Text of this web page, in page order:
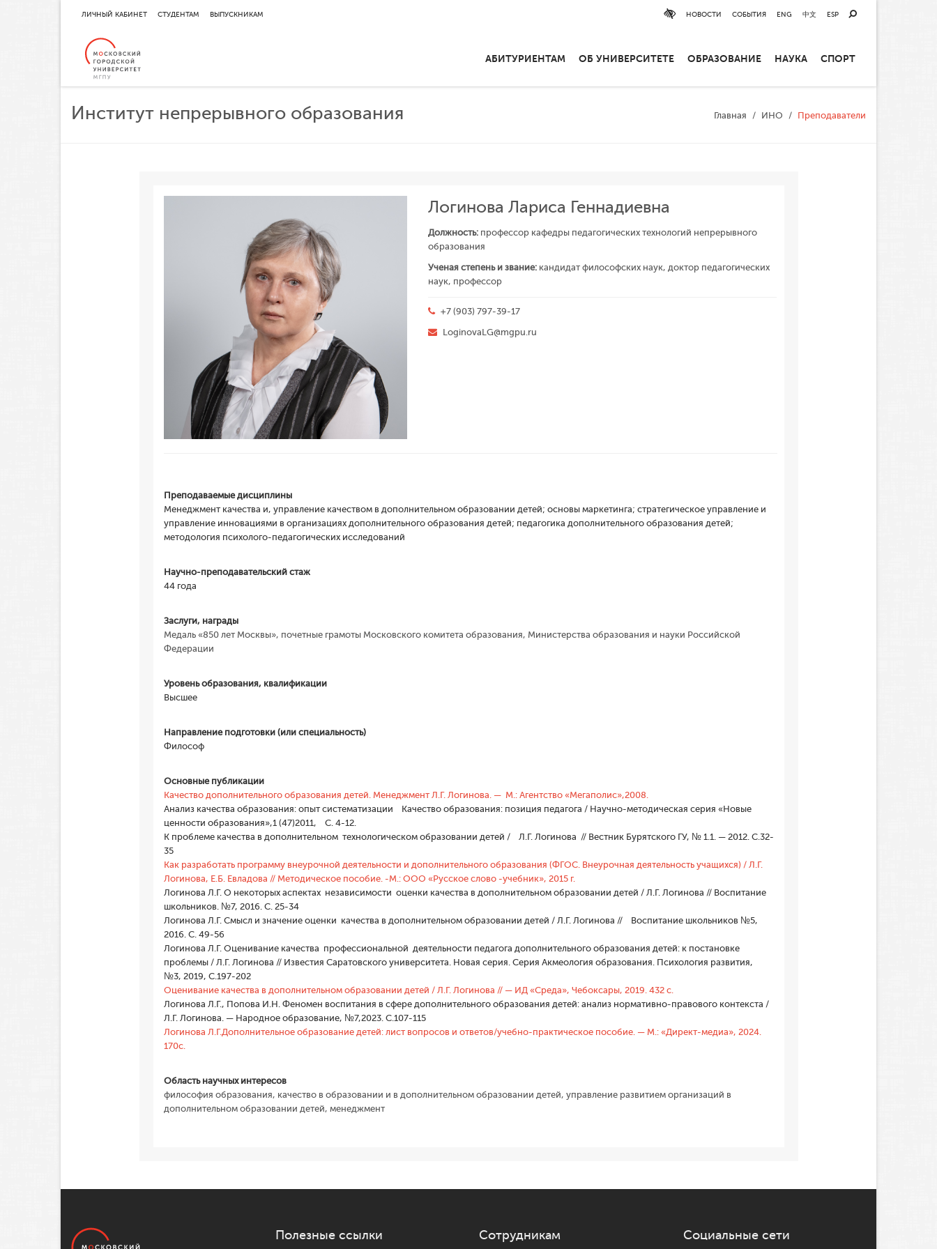
АБИТУРИЕНТАМ ОБ УНИВЕРСИТЕТЕ ОБРАЗОВАНИЕ НАУКА СПОРТ
ЛИЧНЫЙ КАБИНЕТ СТУДЕНТАМ ВЫПУСКНИКАМ НОВОСТИ СОБЫТИЯ ENG 中文 ESP
Институт непрерывного образования Главная ИНО Преподаватели
Логинова Лариса Геннадиевна
Должность: профессор кафедры педагогических технологий непрерывного
образования
Ученая степень и звание: кандидат философских наук, доктор педагогических
наук, профессор
+7 (903) 797-39-17
LoginovaLG@mgpu.ru
Преподаваемые дисциплины
Менеджмент качества и, управление качеством в дополнительном образовании детей; основы маркетинга; стратегическое управление и
управление инновациями в организациях дополнительного образования детей; педагогика дополнительного образования детей;
методология психолого-педагогических исследований
Научно-преподавательский стаж
44 года
Заслуги, награды
Медаль «850 лет Москвы», почетные грамоты Московского комитета образования, Министерства образования и науки Российской
Федерации
Уровень образования, квалификации
Высшее
Направление подготовки (или специальность)
Философ
Основные публикации
Качество дополнительного образования детей. Менеджмент Л.Г. Логинова. — М.: Агентство «Мегаполис»,2008.
Анализ качества образования: опыт систематизации Качество образования: позиция педагога / Научно-методическая серия «Новые
ценности образования»,1 (47)2011, С. 4-12.
К проблеме качества в дополнительном технологическом образовании детей / Л.Г. Логинова // Вестник Бурятского ГУ, № 1.1. — 2012. С.32-
35
Как разработать программу внеурочной деятельности и дополнительного образования (ФГОС. Внеурочная деятельность учащихся) / Л.Г.
Логинова, Е.Б. Евладова // Методическое пособие. -М.: ООО «Русское слово -учебник», 2015 г.
Логинова Л.Г. О некоторых аспектах независимости оценки качества в дополнительном образовании детей / Л.Г. Логинова // Воспитание
школьников. №7, 2016. С. 25-34
Логинова Л.Г. Смысл и значение оценки качества в дополнительном образовании детей / Л.Г. Логинова // Воспитание школьников №5,
2016. С. 49-56
Логинова Л.Г. Оценивание качества профессиональной деятельности педагога дополнительного образования детей: к постановке
проблемы / Л.Г. Логинова // Известия Саратовского университета. Новая серия. Серия Акмеология образования. Психология развития,
№3, 2019, С.197-202
Оценивание качества в дополнительном образовании детей / Л.Г. Логинова // — ИД «Среда», Чебоксары, 2019. 432 с.
Логинова Л.Г., Попова И.Н. Феномен воспитания в сфере дополнительного образования детей: анализ нормативно-правового контекста /
Л.Г. Логинова. — Народное образование, №7,2023. С.107-115
Логинова Л.Г.Дополнительное образование детей: лист вопросов и ответов/учебно-практическое пособие. — М.: «Директ-медиа», 2024.
170с.
Область научных интересов
философия образования, качество в образовании и в дополнительном образовании детей, управление развитием организаций в
дополнительном образовании детей, менеджмент
Полезные ссылки Сотрудникам Социальные сети